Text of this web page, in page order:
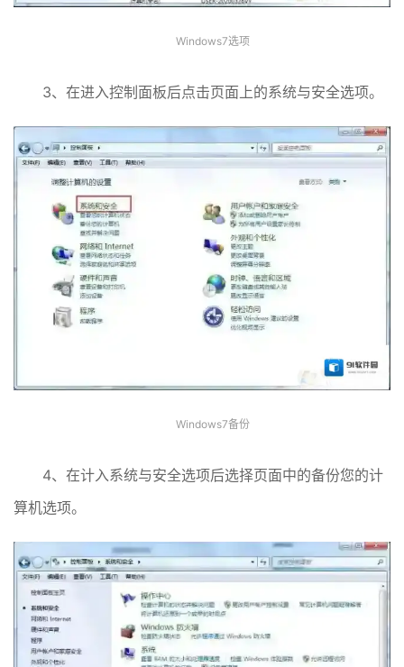
Windows7选项
3、在进入控制面板后点击页面上的系统与安全选项。
Windows7备份
4、在计入系统与安全选项后选择页面中的备份您的计
算机选项。